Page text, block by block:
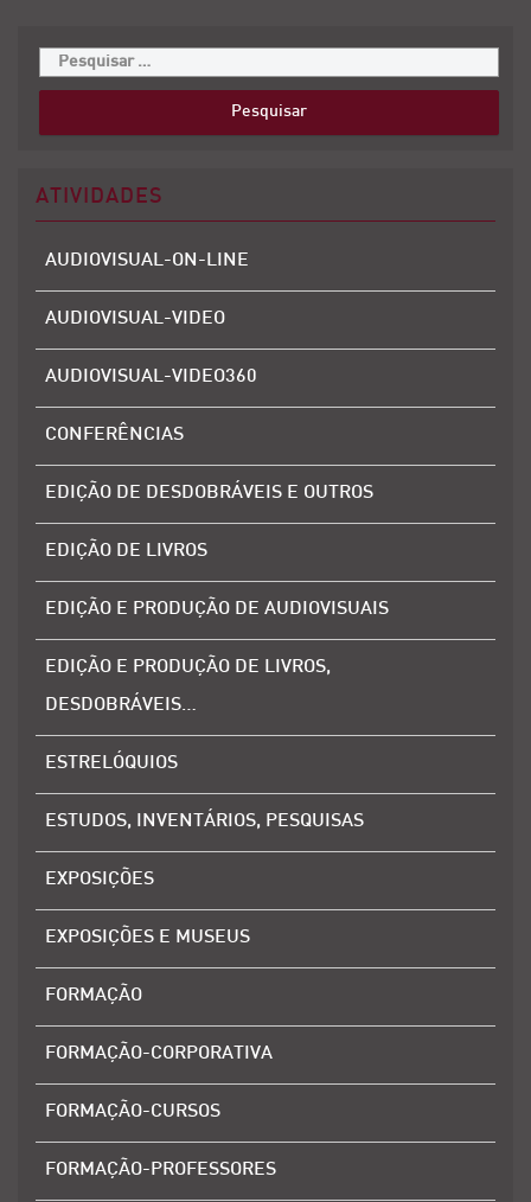
ATIVIDADES
AUDIOVISUAL-ON-LINE
AUDIOVISUAL-VIDEO
AUDIOVISUAL-VIDEO360
CONFERÊNCIAS
EDIÇÃO DE DESDOBRÁVEIS E OUTROS
EDIÇÃO DE LIVROS
EDIÇÃO E PRODUÇÃO DE AUDIOVISUAIS
EDIÇÃO E PRODUÇÃO DE LIVROS,
DESDOBRÁVEIS…
ESTRELÓQUIOS
ESTUDOS, INVENTÁRIOS, PESQUISAS
EXPOSIÇÕES
EXPOSIÇÕES E MUSEUS
FORMAÇÃO
FORMAÇÃO-CORPORATIVA
FORMAÇÃO-CURSOS
FORMAÇÃO-PROFESSORES